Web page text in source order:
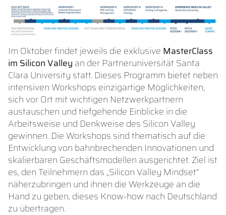
Im Oktober findet jeweils die exklusive MasterClass
im Silicon Valley an der Partneruniversität Santa
Clara University statt. Dieses Programm bietet neben
intensiven Workshops einzigartige Möglichkeiten,
sich vor Ort mit wichtigen Netzwerkpartnern
austauschen und tiefgehende Einblicke in die
Arbeitsweise und Denkweise des Silicon Valley
gewinnen. Die Workshops sind thematisch auf die
Entwicklung von bahnbrechenden Innovationen und
skalierbaren Geschäftsmodellen ausgerichtet. Ziel ist
es, den Teilnehmern das „Silicon Valley Mindset“
näherzubringen und ihnen die Werkzeuge an die
Hand zu geben, dieses Know-how nach Deutschland
zu übertragen.